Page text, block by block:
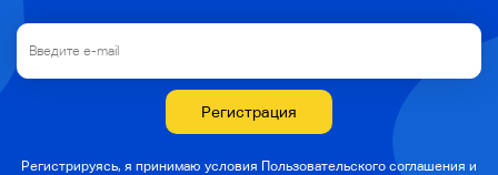
Регистрация
Регистрируясь, я принимаю условия Пользовательского соглашения и